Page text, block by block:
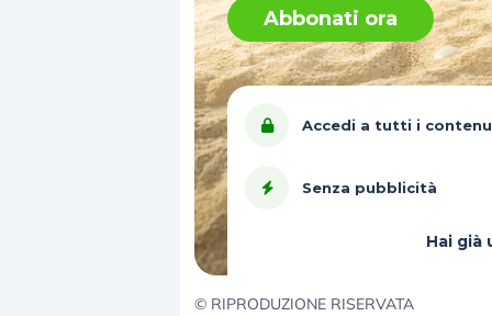
Abbonati ora
Accedi a tutti i
Senza pubblicità
Hai già
© RIPRODUZIONE RISERVATA